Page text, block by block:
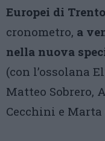
Europei di Trento
cronometro, a
nella nuova
(con l’ossolana
Matteo Sobrero,
Cecchini e